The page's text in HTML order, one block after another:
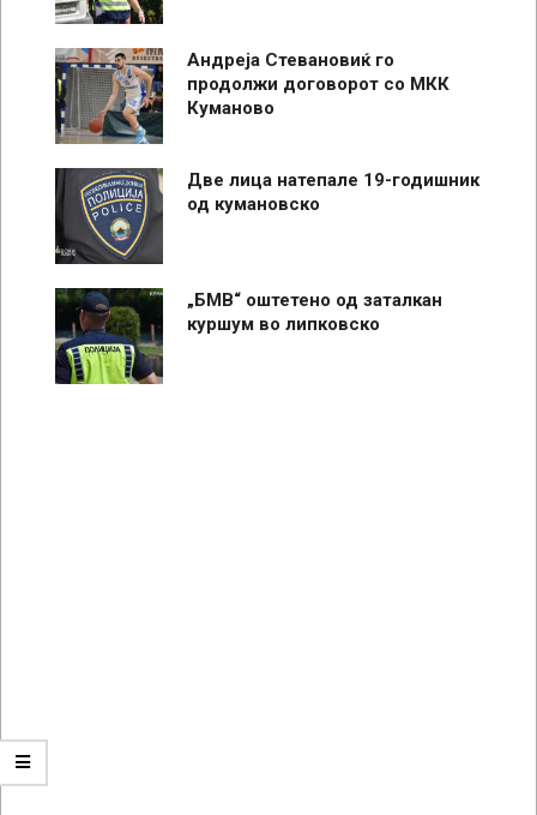
Андреја Стевановиќ го
продолжи договорот со МКК
Куманово
Две лица натепале 19-годишник
од кумановско
„БМВ“ оштетено од заталкан
куршум во липковско